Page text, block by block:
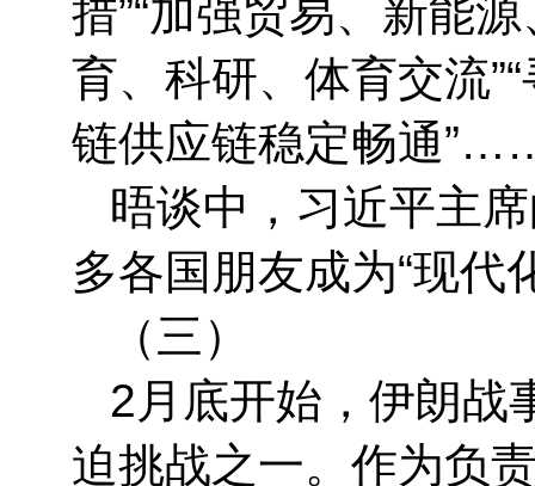
措”“加强贸易、新能
育、科研、体育交流
链供应链稳定畅通
晤谈中，习近平主
多各国朋友成为“现代
（三）
2月底开始，伊朗战
迫挑战之一。作为负